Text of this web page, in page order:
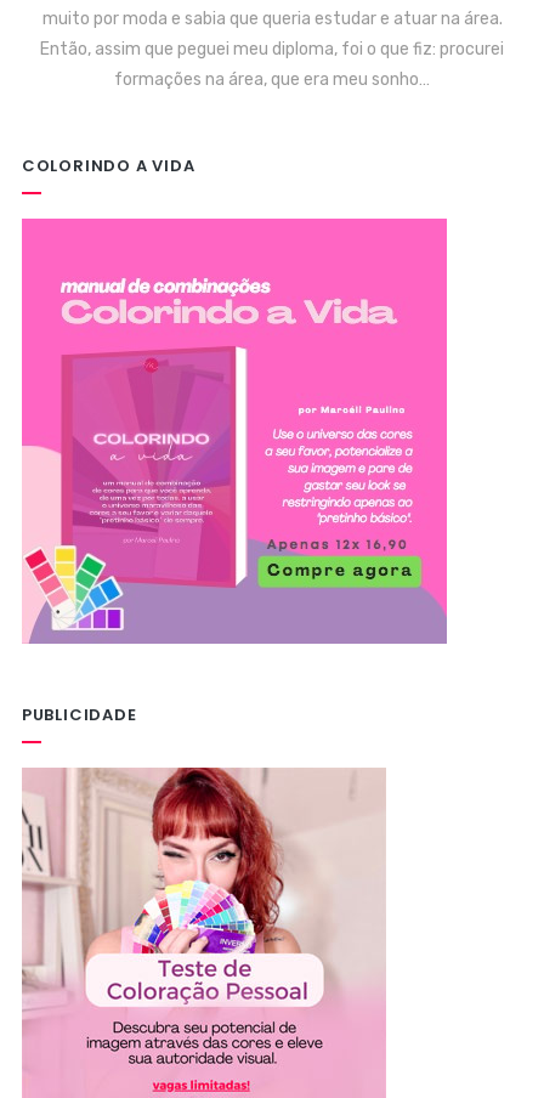
muito por moda e sabia que queria estudar e atuar na área.
Então, assim que peguei meu diploma, foi o que fiz: procurei
formações na área, que era meu sonho…
COLORINDO A VIDA
PUBLICIDADE